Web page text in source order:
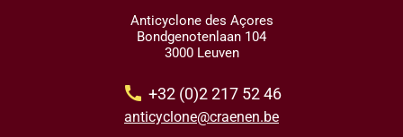
Anticyclone des Açores
Bondgenotenlaan 104
3000 Leuven
call +32 (0)2 217 52 46
anticyclone@craenen.be